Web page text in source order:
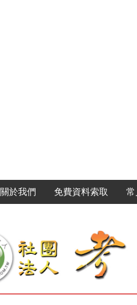
關於我們 免費資料索取 常